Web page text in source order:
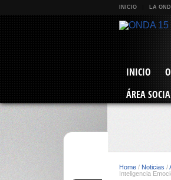
INICIO LA
INICIO
ÁREA
Home / Noticias /
Inteligencia